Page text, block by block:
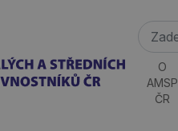
O
AMSP
ČR